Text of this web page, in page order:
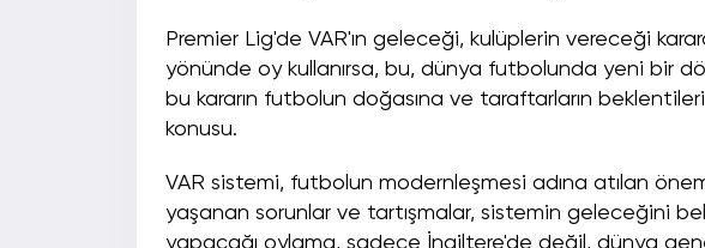
Premier Lig'de VAR'ın geleceği, kulüplerin vereceği karara
yönünde oy kullanırsa, bu, dünya futbolunda yeni bir
bu kararın futbolun doğasına ve taraftarların
konusu.
VAR sistemi, futbolun modernleşmesi adına atılan
yaşanan sorunlar ve tartışmalar, sistemin geleceğini